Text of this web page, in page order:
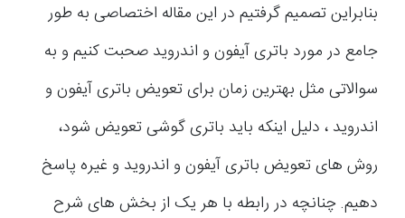
بنابراین تصمیم گرفتیم در این مقاله اختصاصی به طور
جامع در مورد باتری آیفون و اندروید صحبت کنیم و به
سوالاتی مثل بهترین زمان برای تعویض باتری آیفون و
اندروید ، دلیل اینکه باید باتری گوشی تعویض شود،
روش های تعویض باتری آیفون و اندروید و غیره پاسخ
دهیم. چنانچه در رابطه با هر یک از بخش های شرح